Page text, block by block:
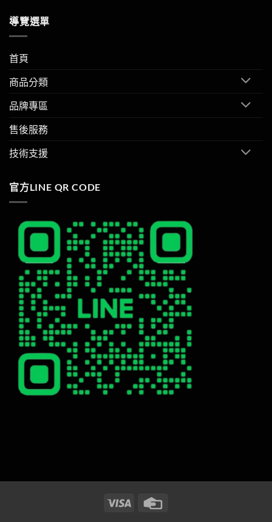
導覽選單
首頁
商品分類
品牌專區
售後服務
技術支援
官方LINE QR CODE
Visa